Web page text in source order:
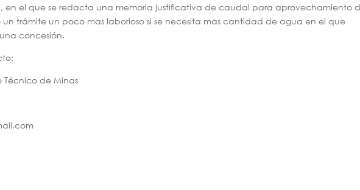
en el que se redacta una memoria justificativa de caudal para aprovechamiento
un trámite un poco mas laborioso si se necesita mas cantidad de agua en el que
concesión.
Técnico de Minas